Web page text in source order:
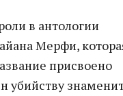
в антологии
Мерфи,
присвоено
убийству